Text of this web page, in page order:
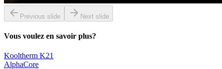
Previous slide Next slide
Vous voulez en savoir plus?
Kooltherm K21
AlphaCore